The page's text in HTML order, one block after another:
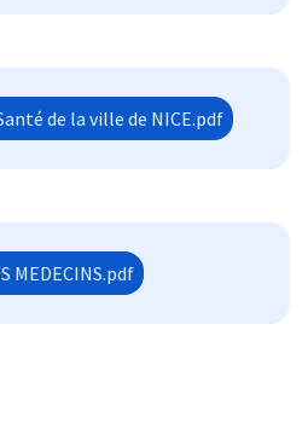
de la ville de NICE.pdf
MEDECINS.pdf